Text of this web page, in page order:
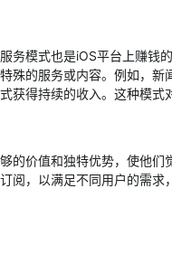
务模式也是iOS平台上赚钱
殊的服务或内容。例如，新
获得持续的收入。这种模式
的价值和独特优势，使他们
阅，以满足不同用户的需求